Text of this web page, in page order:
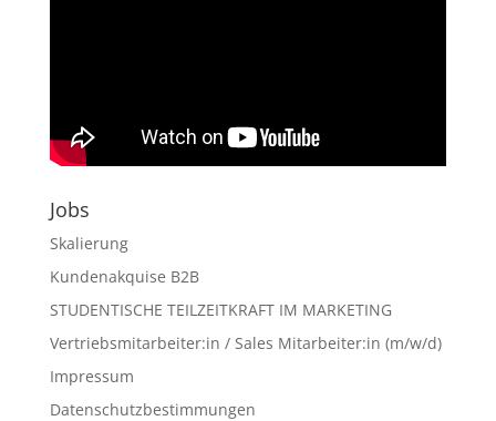
Jobs
Skalierung
Kundenakquise B2B
STUDENTISCHE TEILZEITKRAFT IM MARKETING
Vertriebsmitarbeiter:in / Sales Mitarbeiter:in (m/w/d)
Impressum
Datenschutzbestimmungen